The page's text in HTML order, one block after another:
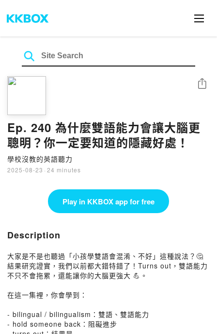
Ep. 240 為什麼雙語能力會讓大腦更
聰明？你一定要知道的隱藏好處！
學校沒教的英語聽力
2025-08-23 · 24 minutes
Share
Play in KKBOX app for free
Description
大家是不是也聽過「小孩學雙語會混淆、不好」這種說法？🤔
結果研究證實，我們以前都大錯特錯了！Turns out，雙語能力
不只不會拖累，還能讓你的大腦更強大 💪。
在這一集裡，你會學到：
- bilingual / bilingualism：雙語、雙語能力
- hold someone back：阻礙進步